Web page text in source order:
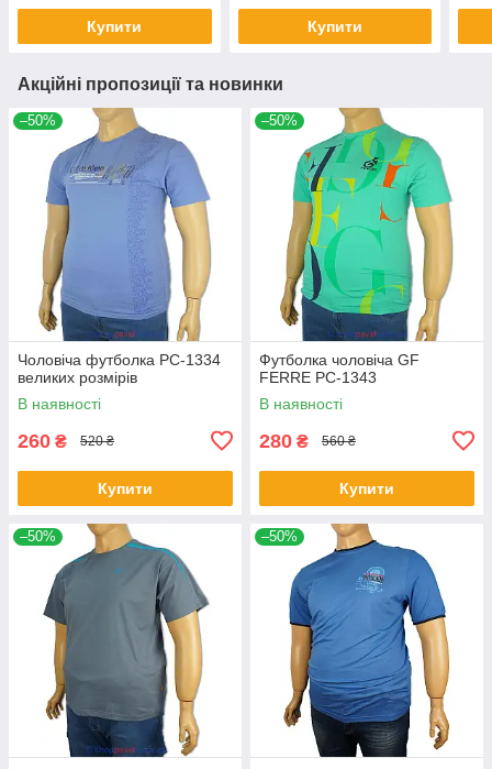
Купити Купити
Акційні пропозиції та новинки
–50%
Чоловіча футболка PC-1334
великих розмірів
В наявності
260 ₴ 520 ₴
Купити
–50%
Футболка чоловіча GF
FERRE PC-1343
В наявності
280 ₴ 560 ₴
Купити
–50% –50%